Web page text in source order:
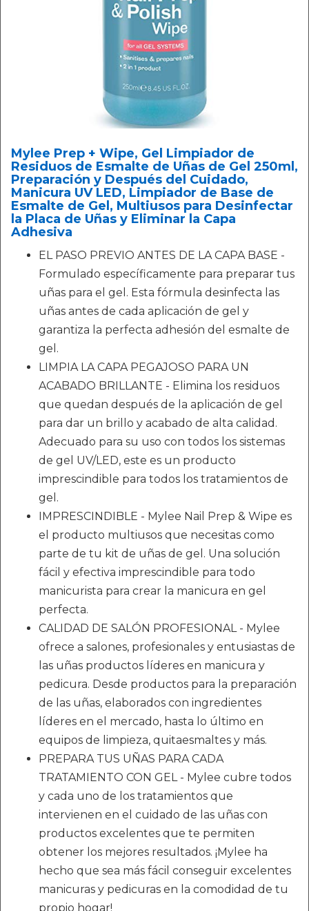
Mylee Prep + Wipe, Gel Limpiador de
Residuos de Esmalte de Uñas de Gel 250ml,
Preparación y Después del Cuidado,
Manicura UV LED, Limpiador de Base de
Esmalte de Gel, Multiusos para Desinfectar
la Placa de Uñas y Eliminar la Capa
Adhesiva
EL PASO PREVIO ANTES DE LA CAPA BASE -
Formulado específicamente para preparar tus
uñas para el gel. Esta fórmula desinfecta las
uñas antes de cada aplicación de gel y
garantiza la perfecta adhesión del esmalte de
gel.
LIMPIA LA CAPA PEGAJOSO PARA UN
ACABADO BRILLANTE - Elimina los residuos
que quedan después de la aplicación de gel
para dar un brillo y acabado de alta calidad.
Adecuado para su uso con todos los sistemas
de gel UV/LED, este es un producto
imprescindible para todos los tratamientos de
gel.
IMPRESCINDIBLE - Mylee Nail Prep & Wipe es
el producto multiusos que necesitas como
parte de tu kit de uñas de gel. Una solución
fácil y efectiva imprescindible para todo
manicurista para crear la manicura en gel
perfecta.
CALIDAD DE SALÓN PROFESIONAL - Mylee
ofrece a salones, profesionales y entusiastas de
las uñas productos líderes en manicura y
pedicura. Desde productos para la preparación
de las uñas, elaborados con ingredientes
líderes en el mercado, hasta lo último en
equipos de limpieza, quitaesmaltes y más.
PREPARA TUS UÑAS PARA CADA
TRATAMIENTO CON GEL - Mylee cubre todos
y cada uno de los tratamientos que
intervienen en el cuidado de las uñas con
productos excelentes que te permiten
obtener los mejores resultados. ¡Mylee ha
hecho que sea más fácil conseguir excelentes
manicuras y pedicuras en la comodidad de tu
propio hogar!